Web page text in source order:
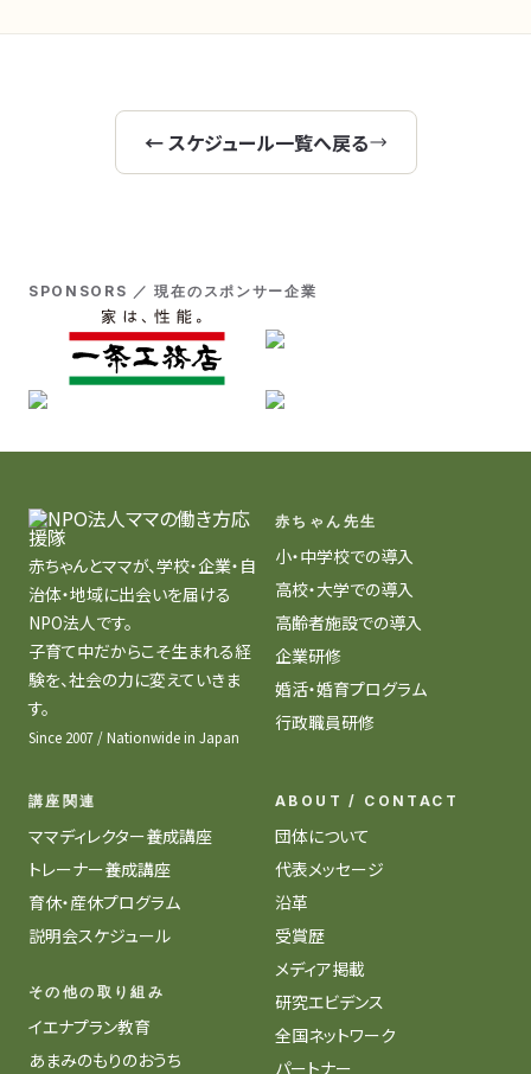
← スケジュール一覧へ戻る
SPONSORS ／ 現在のスポンサー企業
赤ちゃんとママが、学校・企業・自
治体・地域に出会いを届ける
NPO法人です。
子育て中だからこそ生まれる経
験を、社会の力に変えていきま
す。
Since 2007 / Nationwide in Japan
赤ちゃん先生
小・中学校での導入
高校・大学での導入
高齢者施設での導入
企業研修
婚活・婚育プログラム
行政職員研修
講座関連
ママディレクター養成講座
トレーナー養成講座
育休・産休プログラム
説明会スケジュール
その他の取り組み
イエナプラン教育
あまみのもりのおうち
ABOUT / CONTACT
団体について
代表メッセージ
沿革
受賞歴
メディア掲載
研究エビデンス
全国ネットワーク
パートナー